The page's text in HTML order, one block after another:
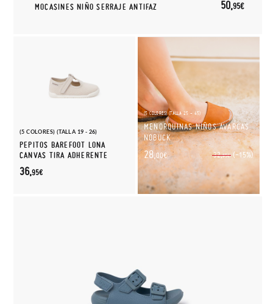
MOCASINES NIÑO SERRAJE ANTIFAZ 50,95€
(5 COLORES) (TALLA 19 - 26)
PEPITOS BAREFOOT LONA
CANVAS TIRA ADHERENTE
36,95€
(5 COLORES) (TALLA 25 - 45)
MENORQUINAS NIÑOS AVARCAS
NOBUCK
32,95€ (-15%)
28,00€